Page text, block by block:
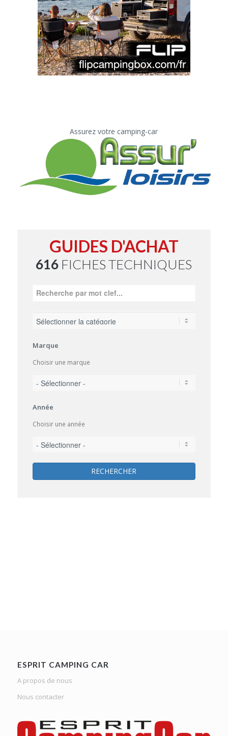
Assurez votre camping-car
GUIDES D'ACHAT
616 FICHES TECHNIQUES
Marque
Choisir une marque
Année
Choisir une année
RECHERCHER
ESPRIT CAMPING CAR
A propos de nous
Nous contacter